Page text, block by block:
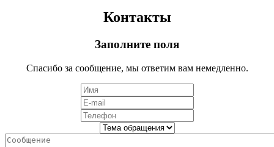
Контакты
Заполните поля
Спасибо за сообщение, мы ответим вам немедленно.